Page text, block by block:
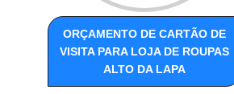
ORÇAMENTO DE CARTÃO DE
VISITA PARA LOJA DE ROUPAS
ALTO DA LAPA